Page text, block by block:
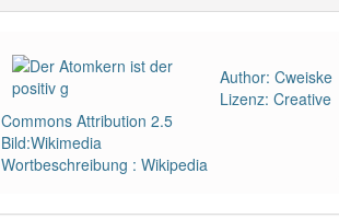
Das Wort wird häufig verwendet im Bereich
Author: Cweiske
Lizenz: Creative
Commons Attribution 2.5
Bild:Wikimedia
Wortbeschreibung : Wikipedia